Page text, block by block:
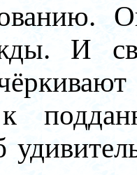
И
к